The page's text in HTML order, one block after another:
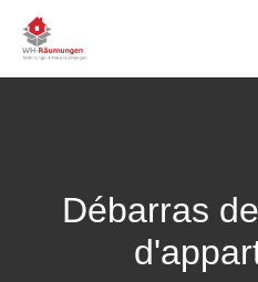
Débarras